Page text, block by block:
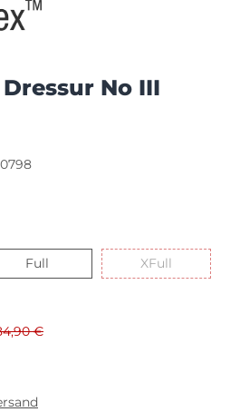
No III
FullFull XFullXFull
€